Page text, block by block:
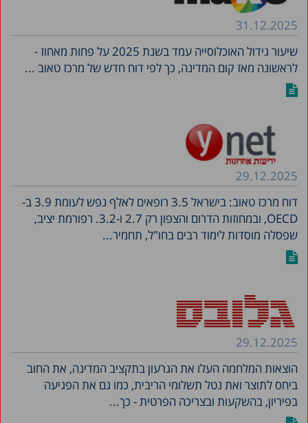
31.12.2025
שיעור גידול האוכלוסייה עמד בשנת 2025 על פחות מאחוז -
לראשונה מאז קום המדינה, כך לפי דוח חדש של מרכז טאוב ...
29.12.2025
דוח מרכז טאוב: בישראל 3.5 רופאים לאלף נפש לעומת 3.9 ב-
OECD, ובמחוזות הדרום והצפון רק 2.7 ו-3.2. רפורמת יציב,
שפסלה מוסדות לימוד רבים בחו"ל, תחמיר...
29.12.2025
הוצאות המלחמה העלו את הגרעון בתקציב המדינה, את החוב
ביחס לתוצר ואת נטל תשלומי הריבית, כמו גם את הפגיעה
בפיריון, בהשקעות ובצריכה הפרטית - כך...